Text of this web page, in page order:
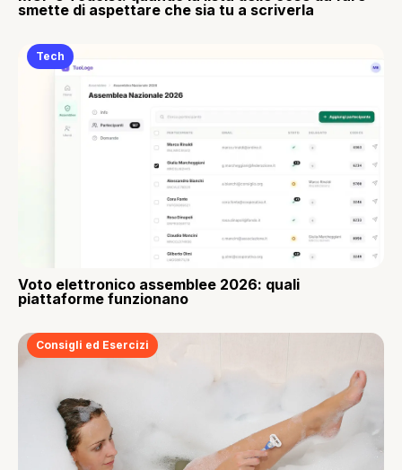
smette di aspettare che sia tu a scriverla
Tech
Voto elettronico assemblee 2026: quali
piattaforme funzionano
Consigli ed Esercizi